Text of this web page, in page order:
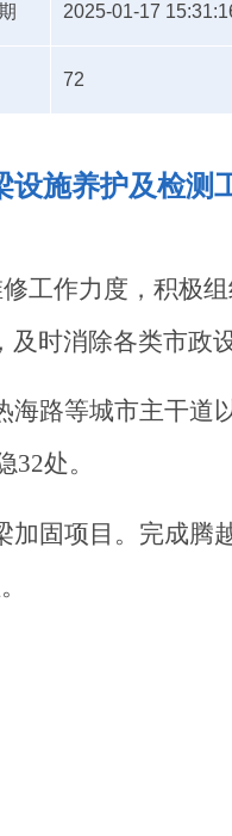
2025-01-17
72
设施养护及检测
工作力度，积极组
时消除各类市政
路等城市主干道
处。
固项目。完成腾